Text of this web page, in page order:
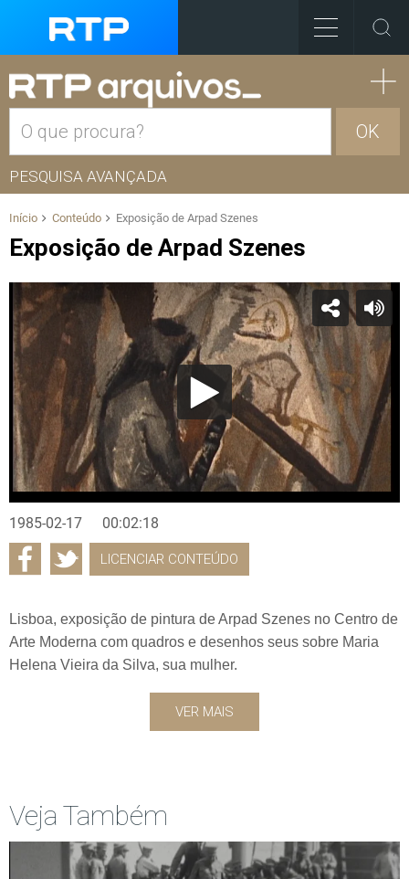
OK
PESQUISA AVANÇADA
Início Conteúdo Exposição de Arpad Szenes
Exposição de Arpad Szenes
1985-02-17 00:02:18
LICENCIAR CONTEÚDO
Lisboa, exposição de pintura de Arpad Szenes no Centro de
Arte Moderna com quadros e desenhos seus sobre Maria
Helena Vieira da Silva, sua mulher.
VER MAIS
Veja Também